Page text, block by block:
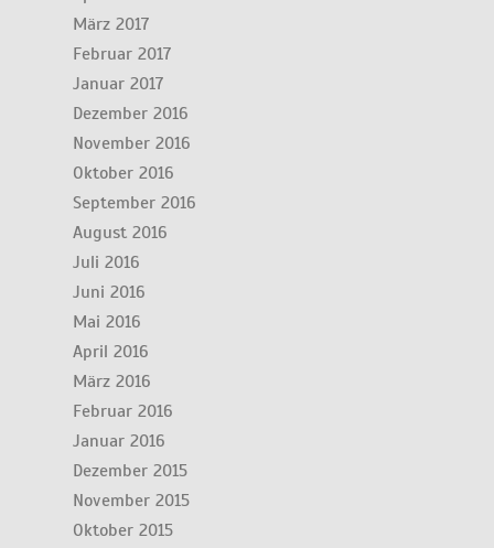
März 2017
Februar 2017
Januar 2017
Dezember 2016
November 2016
Oktober 2016
September 2016
August 2016
Juli 2016
Juni 2016
Mai 2016
April 2016
März 2016
Februar 2016
Januar 2016
Dezember 2015
November 2015
Oktober 2015